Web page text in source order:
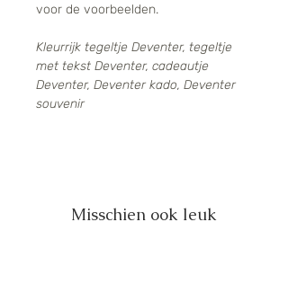
voor de voorbeelden.
Kleurrijk tegeltje Deventer, tegeltje
met tekst Deventer, cadeautje
Deventer, Deventer kado, Deventer
souvenir
Misschien ook leuk